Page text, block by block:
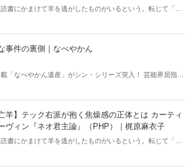
（ちくま新書）｜梶原麻衣子
書にかまけて羊を逃がしたものがいるという。転じて「読
月刊『Hanada』編集部員のライター・梶原がお送りする時事
事件の裏側｜なべやかん
「なべやかん遺産」がシン・シリーズ突入！ 芸能界屈指の
信じないかは、あなた次第！ 芸能ニュース
羊】テック右派が抱く焦燥感の正体とは カーティ
ヴィン『ネオ君主論』（PHP）｜梶原麻衣子
書にかまけて羊を逃がしたものがいるという。転じて「読